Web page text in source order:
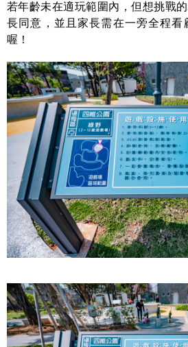
若年齡未在適玩範圍內，但想挑戰
長同意，並且家長需在一旁全程看
喔！